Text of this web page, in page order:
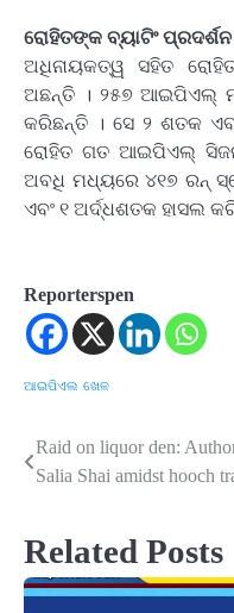
ରୋହିତଙ୍କ ବ୍ୟାଟିଂ
ଅଧିନାୟକତ୍ୱ ସହିତ
ଅଛନ୍ତି । ୨୫୭ ଆଇପିଏଲ୍
କରିଛନ୍ତି । ସେ ୨ ଶତକ
ରୋହିତ ଗତ ଆଇପିଏଲ୍
ଅବଧି ମଧ୍ୟରେ ୪୧୭ ରନ୍
ଏବଂ ୧ ଅର୍ଦ୍ଧଶତକ ହାସଲ
Reporterspen
ଆଇପିଏଲ ଖେଳ
Post
Raid on liquor den:
Salia Shai amidst hooch
Related Posts